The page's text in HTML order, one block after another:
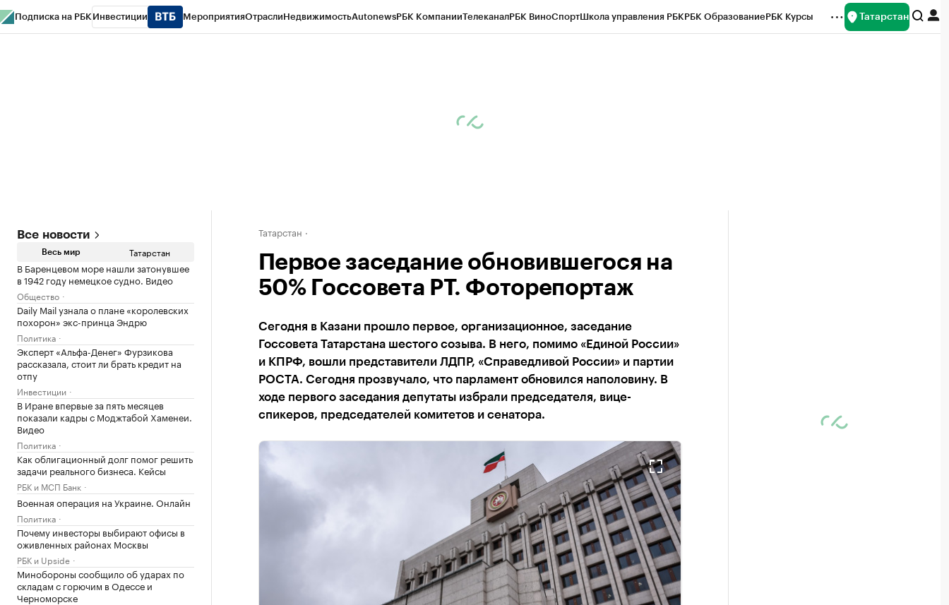
Подписка на РБК Инвестиции МероприятияОтраслиНедвижимостьAutonewsРБК КомпанииТелеканалРБК ВиноСпортШкола управления РБКРБК ОбразованиеРБК Курсы Татарстан
Все новости
Весь мир Татарстан
В Баренцевом море нашли затонувшее
в 1942 году немецкое судно. Видео
Общество
Daily Mail узнала о плане «королевских
похорон» экс-принца Эндрю
Политика
Эксперт «Альфа-Денег» Фурзикова
рассказала, стоит ли брать кредит на
отпу
Инвестиции
В Иране впервые за пять месяцев
показали кадры с Моджтабой Хаменеи.
Видео
Политика
Как облигационный долг помог решить
задачи реального бизнеса. Кейсы
РБК и МСП Банк
Военная операция на Украине. Онлайн
Политика
Почему инвесторы выбирают офисы в
оживленных районах Москвы
РБК и Upside
Минобороны сообщило об ударах по
складам с горючим в Одессе и
Черноморске
Татарстан
Первое заседание обновившегося на
50% Госсовета РТ. Фоторепортаж
Сегодня в Казани прошло первое, организационное, заседание
Госсовета Татарстана шестого созыва. В него, помимо «Единой России»
и КПРФ, вошли представители ЛДПР, «Справедливой России» и партии
РОСТА. Сегодня прозвучало, что парламент обновился наполовину. В
ходе первого заседания депутаты избрали председателя, вице-
спикеров, председателей комитетов и сенатора.